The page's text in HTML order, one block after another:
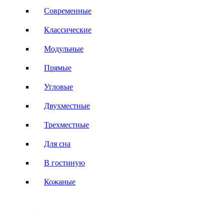
Современные
Классические
Модульные
Прямые
Угловые
Двухместные
Трехместные
Для сна
В гостиную
Кожаные